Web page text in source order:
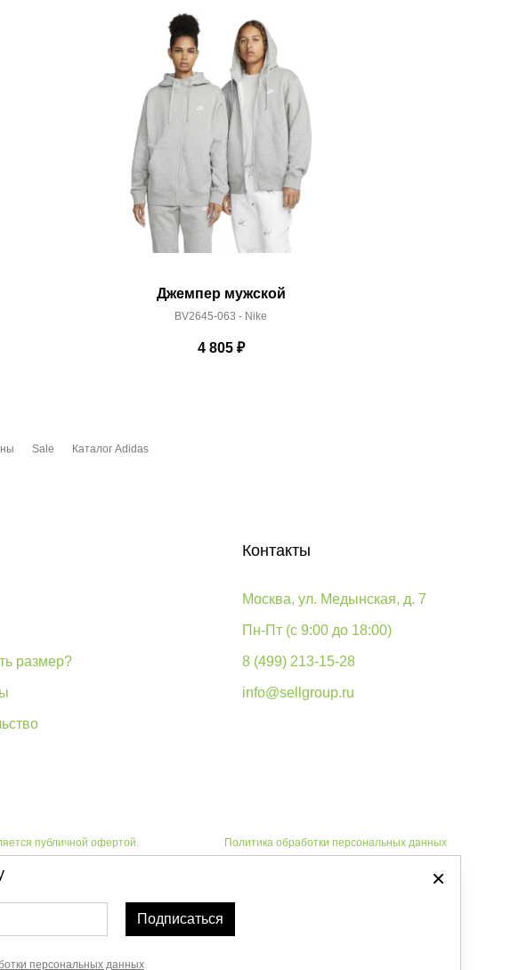
Джемпер мужской
BV2645-063 - Nike
4 805₽
Sale Каталог Adidas
размер?
Контакты
Москва, ул. Медынская, д. 7
Пн-Пт (с 9:00 до 18:00)
8 (499) 213-15-28
info@sellgroup.ru
публичной офертой. Политика обработки персональных данных
Автоматизировано -
Подписаться
персональных данных